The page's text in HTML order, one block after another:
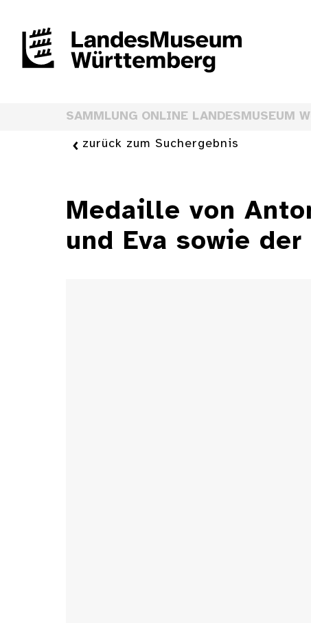
SAMMLUNG ONLINE LANDESMUSEUM
zurück zum Suchergebnis
Medaille von
und Eva sowie